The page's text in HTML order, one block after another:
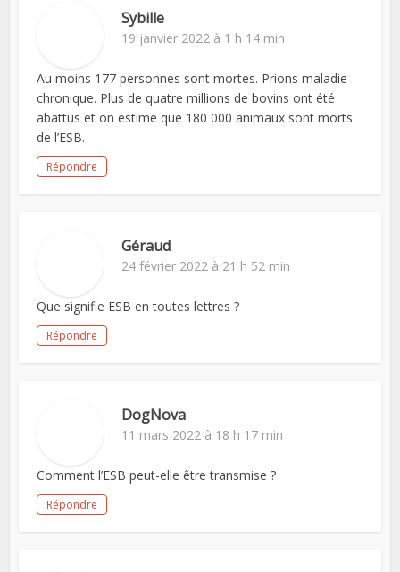
Sybille
19 janvier 2022 à 1 h 14 min
Au moins 177 personnes sont mortes. Prions maladie
chronique. Plus de quatre millions de bovins ont été
abattus et on estime que 180 000 animaux sont morts
de l’ESB.
Répondre
Géraud
24 février 2022 à 21 h 52 min
Que signifie ESB en toutes lettres ?
Répondre
DogNova
11 mars 2022 à 18 h 17 min
Comment l’ESB peut-elle être transmise ?
Répondre